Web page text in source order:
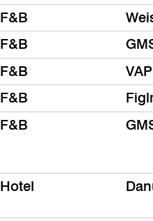
F&B
F&B
F&B
F&B
F&B
Hotel